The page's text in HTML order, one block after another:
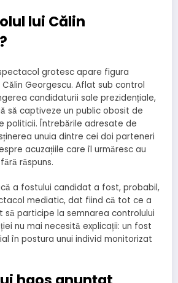
lui Călin
grotesc apare figura
Georgescu. Aflat sub control
candidaturii sale prezidențiale,
să captiveze un public obosit de
politicii. Întrebările adresate de
unuia dintre cei doi parteneri
acuzațiile care îl urmăresc au
răspuns.
a fostului candidat a fost, probabil,
mediatic, dat fiind că tot ce a
participe la semnarea controlului
nu mai necesită explicații: un fost
în postura unui individ monitorizat